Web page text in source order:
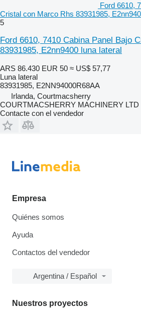
Ford 6610,
Cristal con Marco Rhs 83931985,
5
Ford 6610, 7410 Cabina Panel Bajo
83931985, E2nn9400 luna lateral
ARS 86.430 EUR 50 ≈ US$ 57,77
Luna lateral
83931985, E2NN94000R68AA
Irlanda, Courtmacsherry
COURTMACSHERRY MACHINERY LTD
Contacte con el vendedor
Empresa
Quiénes somos
Ayuda
Contactos del vendedor
Argentina / Español
Nuestros proyectos